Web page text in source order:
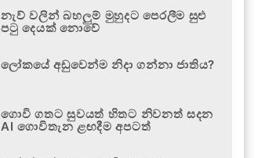
නැව් වලින් බහලුම් මුහුදට පෙරලීම සුළු
පටු දෙයක් නොවේ
ලෝකයේ අඩුවෙන්ම නිදා ගන්නා ජාතිය?
ගොවි ගතට සුවයත් හිතට නිවනත් සදන
AI ගොවිතැන ළඟදීම අපටත්